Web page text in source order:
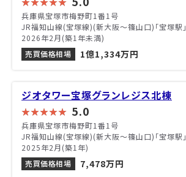
兵庫県宝塚市梅野町1番1号
JR福知山線(宝塚線)(新大阪～篠山口)「宝塚駅
2026年2月(築1年未満)
売買価格相場
1億1,334万円
ジオタワー宝塚グランレジス北棟
5.0
兵庫県宝塚市梅野町1番1号
JR福知山線(宝塚線)(新大阪～篠山口)「宝塚駅
2025年2月(築1年)
売買価格相場
7,478万円